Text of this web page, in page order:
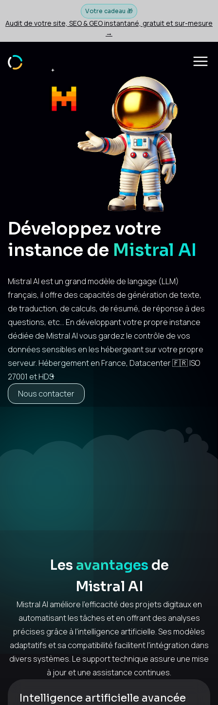
Votre cadeau 🎁
Audit de votre site, SEO & GEO instantané, gratuit et sur-mesure
→
Développez votre
instance de Mistral AI
Mistral AI est un grand modèle de langage (LLM)
français, il offre des capacités de génération de texte,
de traduction, de calculs, de résumé, de réponse à des
questions, etc... En développant votre propre instance
dédiée de Mistral AI vous gardez le contrôle de vos
données sensibles en les hébergeant sur votre propre
serveur. Hébergement en France, Datacenter 🇫🇷 ISO
27001 et HDS
Nous contacter
Les avantages de
Mistral AI
Mistral AI améliore l'efficacité des projets digitaux en
automatisant les tâches et en offrant des analyses
précises grâce à l'intelligence artificielle. Ses modèles
adaptatifs et sa compatibilité facilitent l'intégration dans
divers systèmes. Le support technique assure une mise
à jour et une assistance continues.
Intelligence artificielle avancée